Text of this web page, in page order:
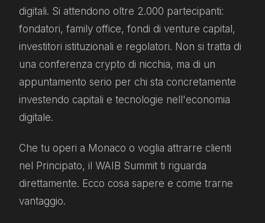
digitali. Si attendono oltre 2.000 partecipanti:
fondatori, family office, fondi di venture capital,
investitori istituzionali e regolatori. Non si tratta di
una conferenza crypto di nicchia, ma di un
appuntamento serio per chi sta concretamente
investendo capitali e tecnologie nell'economia
digitale.
Che tu operi a Monaco o voglia attrarre clienti
nel Principato, il WAIB Summit ti riguarda
direttamente. Ecco cosa sapere e come trarne
vantaggio.